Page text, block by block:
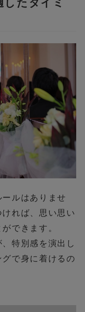
ルはありませ
れば、思い思い
できます。
特別感を演出し
で身に着けるの